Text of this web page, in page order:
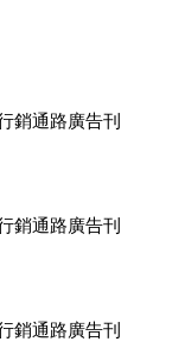
銷通路廣告刊
惠中....
銷通路廣告刊
惠中....
銷通路廣告刊